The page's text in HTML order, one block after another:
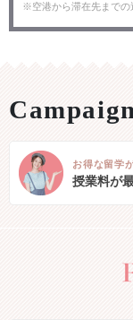
※空港から滞在先までの
お得な留学
授業料が